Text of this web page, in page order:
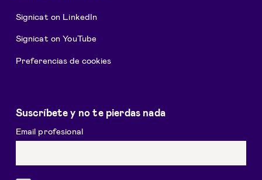
Signicat on LinkedIn
Signicat on YouTube
Preferencias de cookies
Suscríbete y no te pierdas nada
Email profesional